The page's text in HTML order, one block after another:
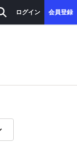
ログイン 会員登録